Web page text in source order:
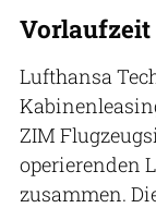
Lufthansa
ZIM
operierenden
zusammen.